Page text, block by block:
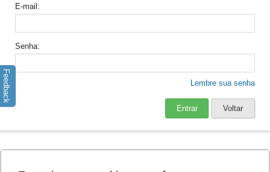
E-mail
Senha
Lembre sua senha
Entrar Voltar
Feedback